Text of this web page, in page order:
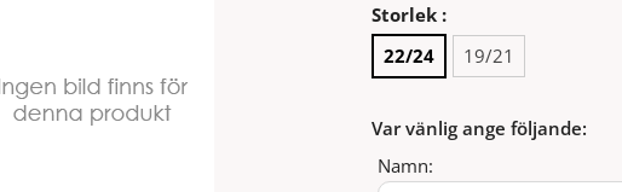
Storlek :
22/24
19/21
Var vänlig ange följande:
Namn: